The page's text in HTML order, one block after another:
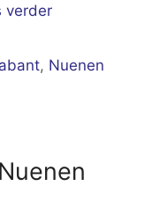
verder
, Nuenen